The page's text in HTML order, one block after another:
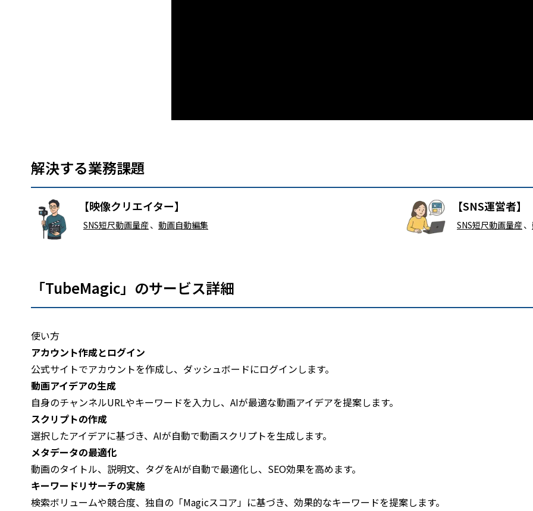
解決する業務課題
【映像クリエイター】
SNS短尺動画量産、 動画自動編集
【SNS運営者】
SNS短尺動画量産、
「TubeMagic」のサービス詳細
使い方
アカウント作成とログイン
公式サイトでアカウントを作成し、ダッシュボードにログインします。
動画アイデアの生成
自身のチャンネルURLやキーワードを入力し、AIが最適な動画アイデアを提案します。
スクリプトの作成
選択したアイデアに基づき、AIが自動で動画スクリプトを生成します。
メタデータの最適化
動画のタイトル、説明文、タグをAIが自動で最適化し、SEO効果を高めます。
キーワードリサーチの実施
検索ボリュームや競合度、独自の「Magicスコア」に基づき、効果的なキーワードを提案します。